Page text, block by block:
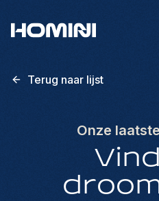
Terug naar lijst
Onze